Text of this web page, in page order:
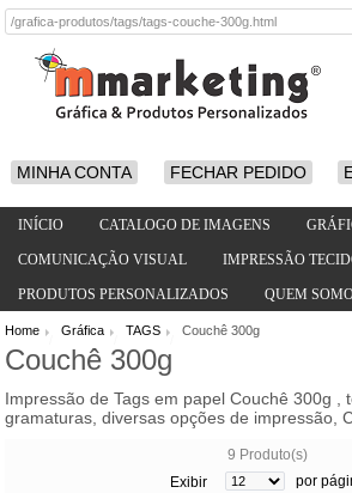
MINHA CONTA FECHAR PEDIDO
INÍCIO CATALOGO DE IMAGENS
COMUNICAÇÃO VISUAL IMPRESSÃO
PRODUTOS PERSONALIZADOS QUEM
Home Gráfica TAGS Couchê 300g
Couchê 300g
Impressão de Tags em papel Couchê 300g ,
gramaturas, diversas opções de impressão,
9 Produto(s)
Exibir
por